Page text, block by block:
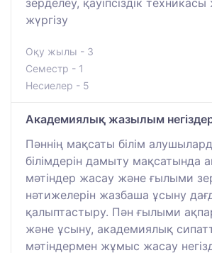
жүргізу
Оқу жылы - 3
Семестр - 1
Несиелер - 5
Академиялық жазылым
Пәннің мақсаты білім
білімдерін дамыту мақсатында
мәтіндер жасау және ғылыми
нәтижелерін жазбаша ұсыну
қалыптастыру. Пән ғылыми
және ұсыну, академиялық
мәтіндермен жұмыс жасау